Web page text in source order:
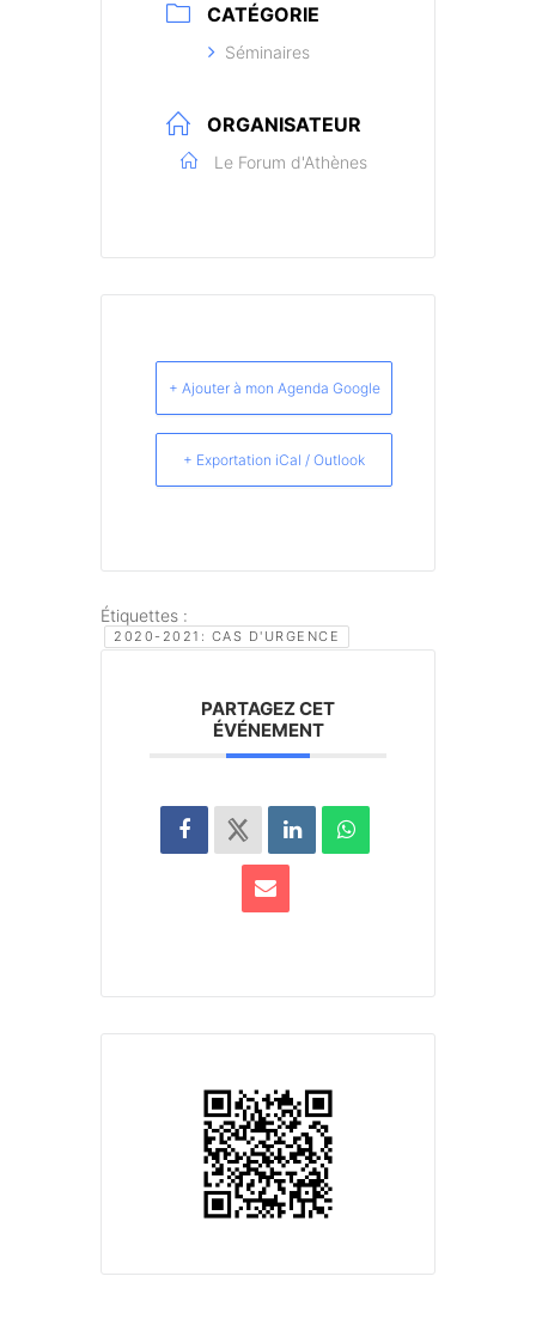
CATÉGORIE
Séminaires
ORGANISATEUR
Le Forum d'Athènes
+ Ajouter à mon Agenda Google
+ Exportation iCal / Outlook
Étiquettes :
2020-2021: CAS D'URGENCE
PARTAGEZ CET
ÉVÉNEMENT